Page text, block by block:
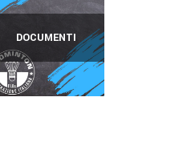
DOCUMENTI